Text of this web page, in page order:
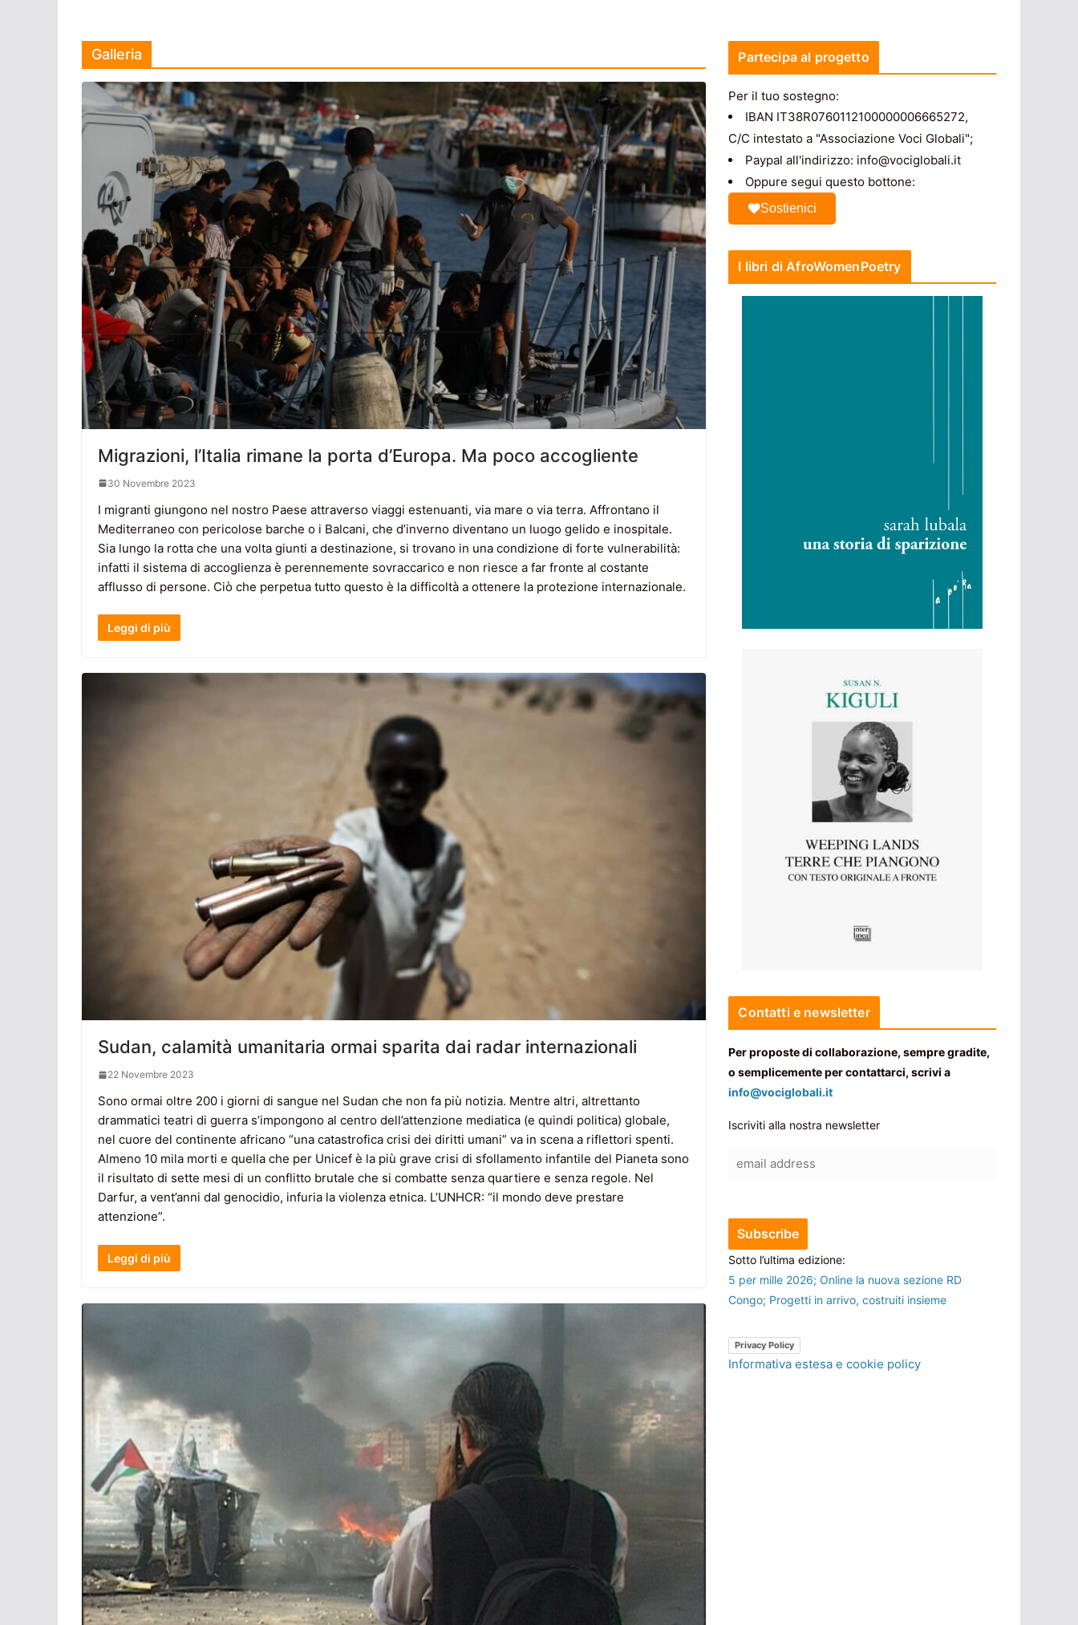
Galleria
Migrazioni, l’Italia rimane la porta d’Europa. Ma poco accogliente
30 Novembre 2023
I migranti giungono nel nostro Paese attraverso viaggi estenuanti, via mare o via terra. Affrontano il
Mediterraneo con pericolose barche o i Balcani, che d’inverno diventano un luogo gelido e inospitale.
Sia lungo la rotta che una volta giunti a destinazione, si trovano in una condizione di forte vulnerabilità:
infatti il sistema di accoglienza è perennemente sovraccarico e non riesce a far fronte al costante
afflusso di persone. Ciò che perpetua tutto questo è la difficoltà a ottenere la protezione internazionale.
Leggi di più
Sudan, calamità umanitaria ormai sparita dai radar internazionali
22 Novembre 2023
Sono ormai oltre 200 i giorni di sangue nel Sudan che non fa più notizia. Mentre altri, altrettanto
drammatici teatri di guerra s’impongono al centro dell’attenzione mediatica (e quindi politica) globale,
nel cuore del continente africano “una catastrofica crisi dei diritti umani” va in scena a riflettori spenti.
Almeno 10 mila morti e quella che per Unicef è la più grave crisi di sfollamento infantile del Pianeta sono
il risultato di sette mesi di un conflitto brutale che si combatte senza quartiere e senza regole. Nel
Darfur, a vent’anni dal genocidio, infuria la violenza etnica. L’UNHCR: “il mondo deve prestare
attenzione”.
Leggi di più
Partecipa al progetto
Per il tuo sostegno:
IBAN IT38R0760112100000006665272,
C/C intestato a "Associazione Voci Globali";
Paypal all'indirizzo: info@vociglobali.it
Oppure segui questo bottone:
Sostienici
I libri di AfroWomenPoetry
Contatti e newsletter
Per proposte di collaborazione, sempre gradite,
o semplicemente per contattarci, scrivi a
info@vociglobali.it
Iscriviti alla nostra newsletter
Sotto l’ultima edizione:
5 per mille 2026; Online la nuova sezione RD
Congo; Progetti in arrivo, costruiti insieme
Privacy Policy
Informativa estesa e cookie policy